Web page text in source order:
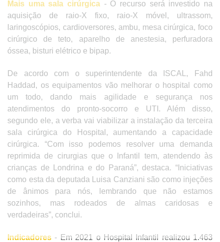
Mais uma sala cirúrgica - O recurso será investido na
aquisição de raio-X fixo, raio-X móvel, ultrassom,
laringoscópios, cardioversores, ambu, mesa cirúrgica, foco
cirúrgico de teto, aparelho de anestesia, perfuradora
óssea, bisturi elétrico e bipap.
De acordo com o superintendente da ISCAL, Fahd
Haddad, os equipamentos vão melhorar o hospital como
um todo, dando mais agilidade e segurança nos
atendimentos do pronto-socorro e UTI. Além disso,
segundo ele, a verba vai viabilizar a instalação da terceira
sala cirúrgica do Hospital, aumentando a capacidade
cirúrgica. “Com isso podemos resolver uma demanda
reprimida de cirurgias que o Infantil tem, atendendo às
crianças de Londrina e do Paraná”, destaca. “Iniciativas
como esta da deputada Luisa Canziani são como injeções
de ânimos para nós, lembrando que não estamos
sozinhos, mas rodeados de almas caridosas e
verdadeiras”, conclui.
Indicadores - Em 2021 o Hospital Infantil realizou 1.463